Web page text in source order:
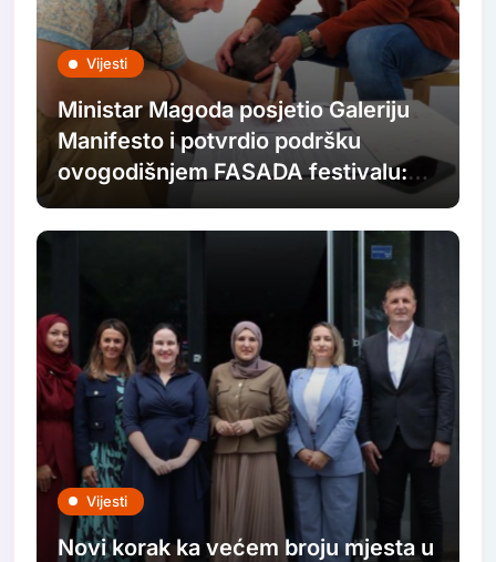
Vijesti
Ministar Magoda posjetio Galeriju
Manifesto i potvrdio podršku
ovogodišnjem FASADA festivalu:
Nastavljamo ulagati u savremenu
umjetnost
Vijesti
Novi korak ka većem broju mjesta u